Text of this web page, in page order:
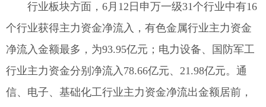
行业板块方面，6月12日申万一级31个行业中有16
个行业获得主力资金净流入，有色金属行业主力资金
净流入金额最多，为93.95亿元；电力设备、国防军工
行业主力资金分别净流入78.66亿元、21.98亿元。通
信、电子、基础化工行业主力资金净流出金额居前，